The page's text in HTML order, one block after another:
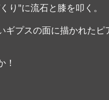
り"に流石と膝を叩く。
ギプスの面に描かれた
！